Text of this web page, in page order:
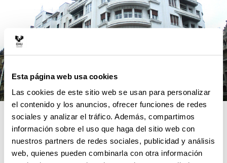
Esta página web usa cookies
Las cookies de este sitio web se usan para personalizar
el contenido y los anuncios, ofrecer funciones de redes
sociales y analizar el tráfico. Además, compartimos
información sobre el uso que haga del sitio web con
nuestros partners de redes sociales, publicidad y análisis
web, quienes pueden combinarla con otra información
RAZONES PARA ELEGIR ESTE
MÁSTER